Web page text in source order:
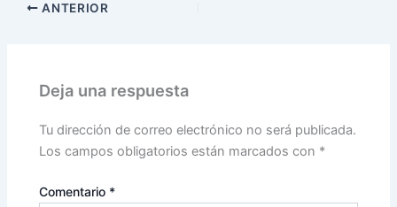
ANTERIOR
Deja una respuesta
Tu dirección de correo electrónico no será publicada.
Los campos obligatorios están marcados con *
Comentario *